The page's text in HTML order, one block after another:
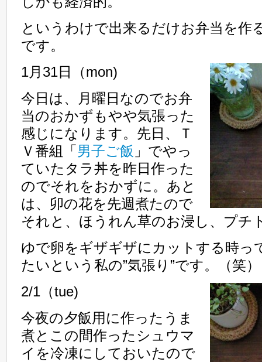
というわけで出来るだけお弁当を作
です。
1月31日（mon)
今日は、月曜日なのでお弁
当のおかずもやや気張った
感じになります。先日、Ｔ
Ｖ番組「 男子ご飯 」でやっ
ていたタラ丼を昨日作った
のでそれをおかずに。あと
は、卯の花を先週煮たので
それと、ほうれん草のお浸し、プチ
ゆで卵をギザギザにカットする時っ
たいという私の”気張り”です。（笑）
2/1（tue)
今夜の夕飯用に作ったうま
煮とこの間作ったシュウマ
イを冷凍にしておいたので